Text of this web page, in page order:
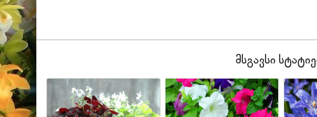
მსგავსი